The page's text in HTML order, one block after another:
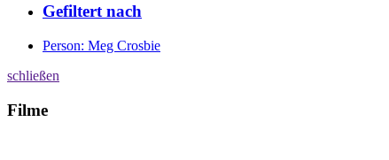
Gefiltert nach
Person: Meg Crosbie
schließen
Filme